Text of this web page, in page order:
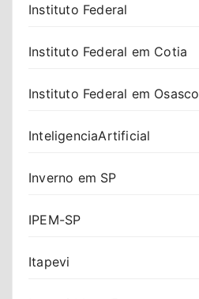
Instituto Federal
Instituto Federal em Cotia
Instituto Federal em Osasco
InteligenciaArtificial
Inverno em SP
IPEM-SP
Itapevi